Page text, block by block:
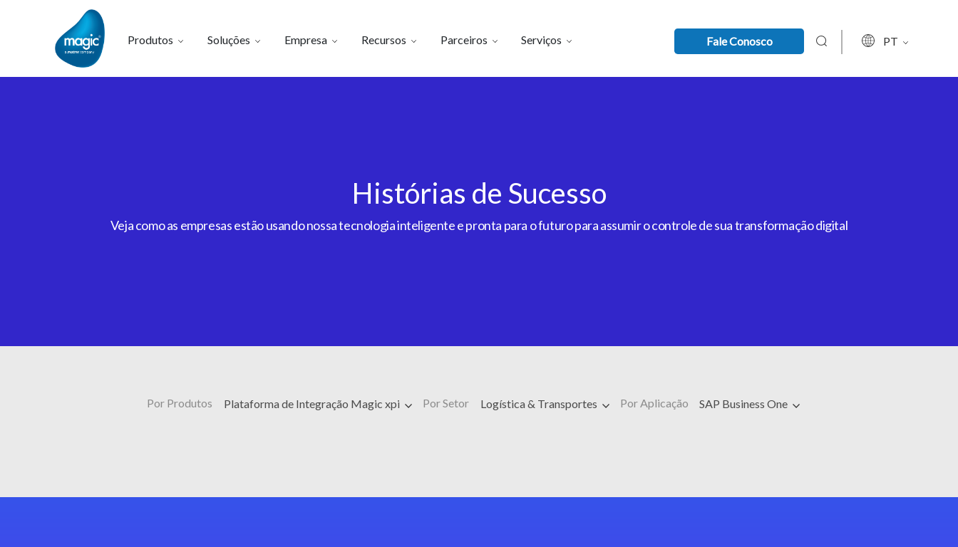
Produtos Soluções Empresa Recursos Parceiros Serviços Fale Conosco PT
Histórias de Sucesso
Veja como as empresas estão usando nossa tecnologia inteligente e pronta para o futuro para assumir o controle de sua transformação digital
Por Produtos Plataforma de Integração Magic xpi Por Setor Logística & Transportes Por Aplicação SAP Business One